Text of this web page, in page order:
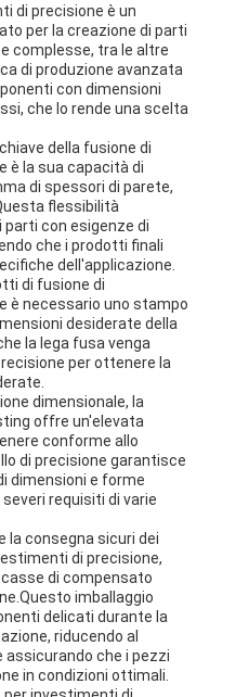
di precisione è un
per la creazione di parti
complesse, tra le altre
di produzione avanzata
con dimensioni
che lo rende una scelta
della fusione di
è la sua capacità di
di spessori di parete,
flessibilità
con esigenze di
che i prodotti finali
dell'applicazione.
di fusione di
è necessario uno stampo
desiderate della
la lega fusa venga
per ottenere la
dimensionale, la
offre un'elevata
conforme allo
di precisione garantisce
dimensioni e forme
requisiti di varie
la consegna sicuri dei
di precisione,
di compensato
imballaggio
delicati durante la
riducendo al
assicurando che i pezzi
in condizioni ottimali.